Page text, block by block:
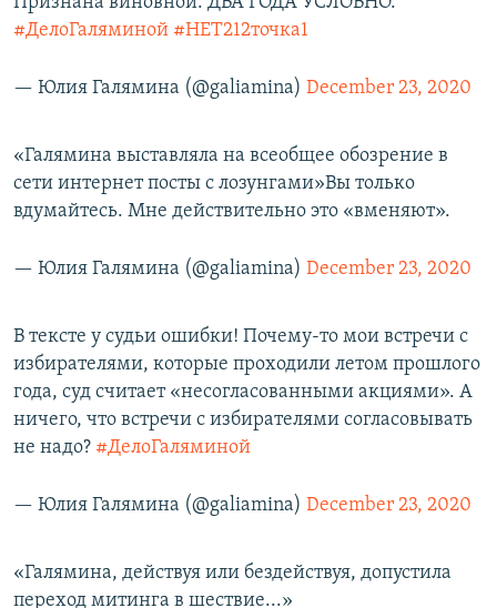
#ДелоГаляминой #НЕТ212точка1
— Юлия Галямина (@galiamina) December 23, 2020
«Галямина выставляла на всеобщее обозрение в
сети интернет посты с лозунгами»Вы только
вдумайтесь. Мне действительно это «вменяют».
— Юлия Галямина (@galiamina) December 23, 2020
В тексте у судьи ошибки! Почему-то мои встречи с
избирателями, которые проходили летом прошлого
года, суд считает «несогласованными акциями». А
ничего, что встречи с избирателями согласовывать
не надо? #ДелоГаляминой
— Юлия Галямина (@galiamina) December 23, 2020
«Галямина, действуя или бездействуя, допустила
переход митинга в шествие...»